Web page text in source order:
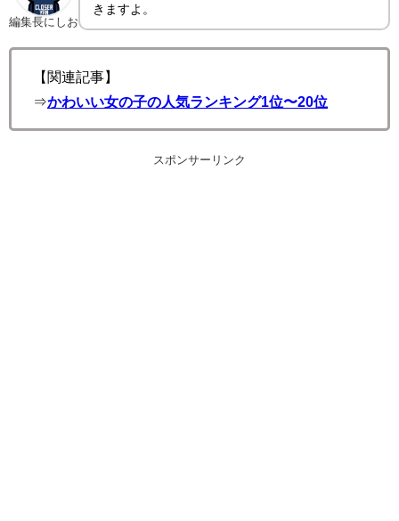
編集長にしお
きますよ。
【関連記事】
⇒かわいい女の子の人気ランキング1位〜20位
スポンサーリンク